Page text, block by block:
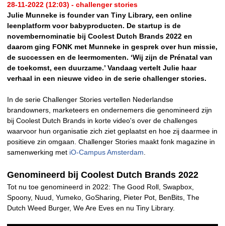
28-11-2022 (12:03) - challenger stories
Julie Munneke is founder van Tiny Library, een online
leenplatform voor babyproducten. De startup is de
novembernominatie bij Coolest Dutch Brands 2022 en
daarom ging FONK met Munneke in gesprek over hun missie,
de successen en de leermomenten. ‘Wij zijn de Prénatal van
de toekomst, een duurzame.’ Vandaag vertelt Julie haar
verhaal in een nieuwe video in de serie challenger stories.
In de serie Challenger Stories vertellen Nederlandse
brandowners, marketeers en ondernemers die genomineerd zijn
bij Coolest Dutch Brands in korte video's over de challenges
waarvoor hun organisatie zich ziet geplaatst en hoe zij daarmee in
positieve zin omgaan. Challenger Stories maakt fonk magazine in
samenwerking met iO-Campus Amsterdam
Genomineerd bij Coolest Dutch Brands 2022
Tot nu toe genomineerd in 2022: The Good Roll, Swapbox,
Spoony, Nuud, Yumeko, GoSharing, Pieter Pot, BenBits, The
Dutch Weed Burger, We Are Eves en nu Tiny Library.